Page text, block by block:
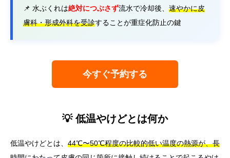
📌 水ぶくれは絶対につぶさず流水で冷却後、 速やかに皮
膚科・形成外科を受診することが重症化防止の鍵
今すぐ予約する
💡 低温やけどとは何か
低温やけどとは、 44℃〜50℃程度の比較的低い温度の熱源が、長